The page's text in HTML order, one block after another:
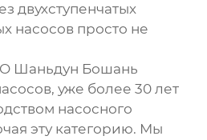
двухступенчатых
насосов просто не
Шаньдун Бошань
уже более 30 лет
насосного
эту категорию. Мы